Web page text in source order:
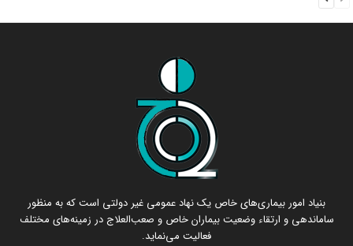
بنیاد امور بیماری‌های خاص یک نهاد عمومی غیر دولتی است که به منظور
ساماندهی و ارتقاء وضعیت بیماران خاص و صعب‌العلاج در زمینه‌های مختلف
فعالیت می‌نماید.